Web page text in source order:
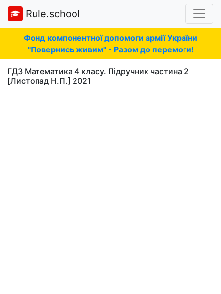
Rule.school
Фонд компонентної допомоги армії України
"Повернись живим" - Разом до перемоги!
ГДЗ Математика 4 класу. Підручник частина 2
[Листопад Н.П.] 2021